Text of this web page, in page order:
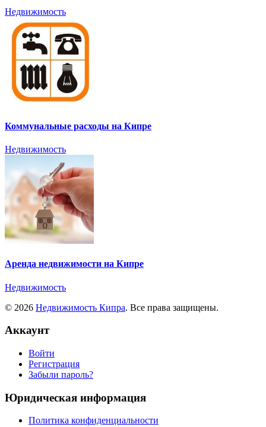
Недвижимость
Коммунальные расходы на Кипре
Недвижимость
Аренда недвижимости на Кипре
Недвижимость
© 2026 Недвижимость Кипра. Все права защищены.
Аккаунт
Войти
Регистрация
Забыли пароль?
Юридическая информация
Политика конфиденциальности